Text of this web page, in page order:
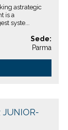
astrategic
is a
syste...
Sede:
Parma
JUNIOR-